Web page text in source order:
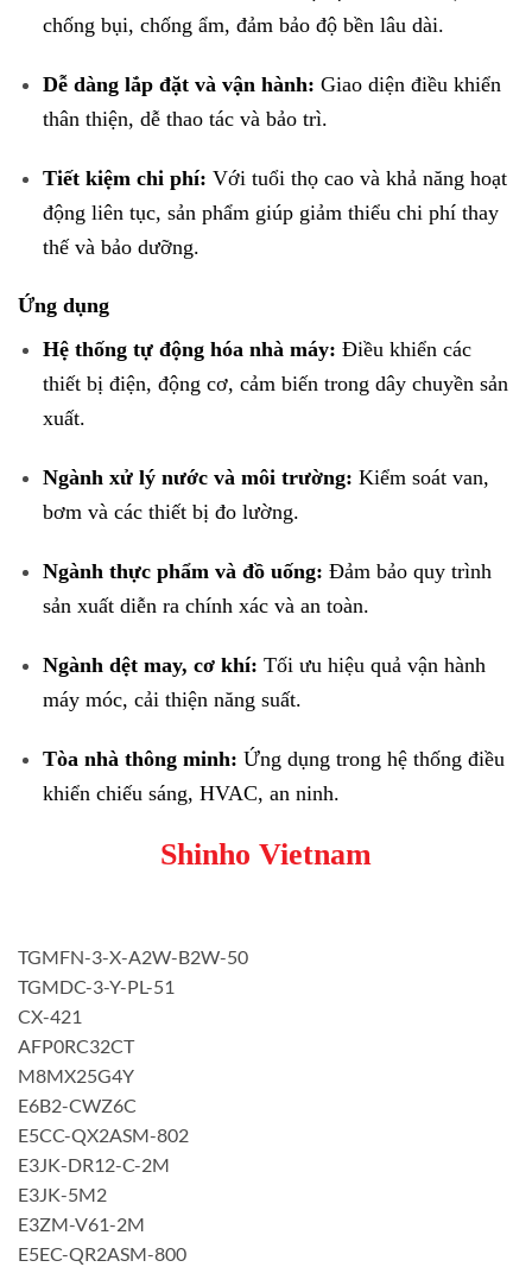
chống bụi, chống ẩm, đảm bảo độ bền lâu dài.
Dễ dàng lắp đặt và vận hành: Giao diện điều khiển
thân thiện, dễ thao tác và bảo trì.
Tiết kiệm chi phí: Với tuổi thọ cao và khả năng hoạt
động liên tục, sản phẩm giúp giảm thiểu chi phí thay
thế và bảo dưỡng.
Ứng dụng
Hệ thống tự động hóa nhà máy: Điều khiển các
thiết bị điện, động cơ, cảm biến trong dây chuyền sản
xuất.
Ngành xử lý nước và môi trường: Kiểm soát van,
bơm và các thiết bị đo lường.
Ngành thực phẩm và đồ uống: Đảm bảo quy trình
sản xuất diễn ra chính xác và an toàn.
Ngành dệt may, cơ khí: Tối ưu hiệu quả vận hành
máy móc, cải thiện năng suất.
Tòa nhà thông minh: Ứng dụng trong hệ thống điều
khiển chiếu sáng, HVAC, an ninh.
Shinho Vietnam
TGMFN-3-X-A2W-B2W-50
TGMDC-3-Y-PL-51
CX-421
AFP0RC32CT
M8MX25G4Y
E6B2-CWZ6C
E5CC-QX2ASM-802
E3JK-DR12-C-2M
E3JK-5M2
E3ZM-V61-2M
E5EC-QR2ASM-800